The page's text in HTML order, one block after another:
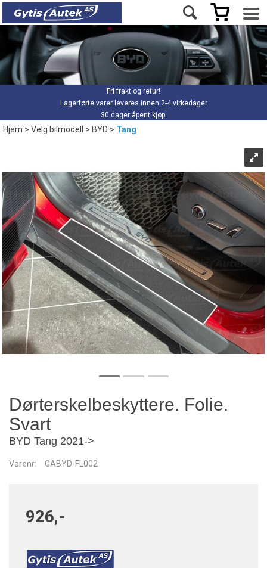
Fri frakt og retur!
Lagerførte varer leveres innen 2-4 virkedager
30 dager åpent kjøp
Hjem>Velg bilmodell >BYD>Tang
Dørterskelbeskyttere. Folie.
Svart
BYD Tang 2021->
Varenr: GABYD-FL002
926,-